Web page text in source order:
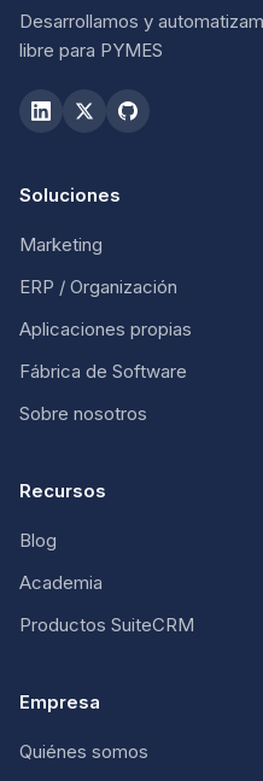
Desarrollamos y
libre para PYMES
Soluciones
Marketing
ERP / Organización
Aplicaciones propias
Fábrica de Software
Sobre nosotros
Recursos
Blog
Academia
Productos SuiteCRM
Empresa
Quiénes somos